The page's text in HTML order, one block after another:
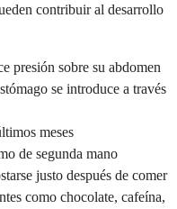
contribuir al desarrollo
presión sobre su abdomen
se introduce a través
meses
de segunda mano
justo después de comer
como chocolate, cafeína,